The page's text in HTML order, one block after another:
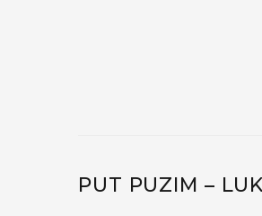
PUT PUZIM –